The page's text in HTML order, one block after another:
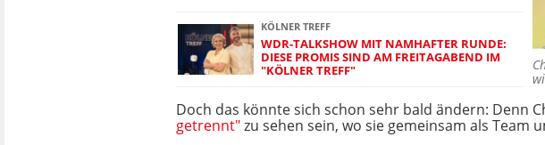
KÖLNER TREFF
WDR-TALKSHOW MIT NAMHAFTER RUNDE:
DIESE PROMIS SIND AM FREITAGABEND IM
"KÖLNER TREFF"
Doch das könnte sich schon sehr bald ändern: Denn
getrennt"zu sehen sein, wo sie gemeinsam als Team